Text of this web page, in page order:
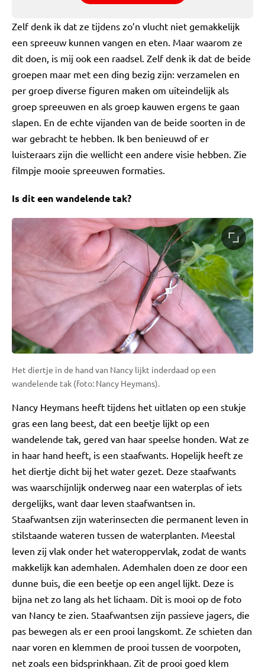
Zelf denk ik dat ze tijdens zo’n vlucht niet gemakkelijk
een spreeuw kunnen vangen en eten. Maar waarom ze
dit doen, is mij ook een raadsel. Zelf denk ik dat de beide
groepen maar met een ding bezig zijn: verzamelen en
per groep diverse figuren maken om uiteindelijk als
groep spreeuwen en als groep kauwen ergens te gaan
slapen. En de echte vijanden van de beide soorten in de
war gebracht te hebben. Ik ben benieuwd of er
luisteraars zijn die wellicht een andere visie hebben. Zie
filmpje mooie spreeuwen formaties.
Is dit een wandelende tak?
Het diertje in de hand van Nancy lijkt inderdaad op een
wandelende tak (foto: Nancy Heymans).
Nancy Heymans heeft tijdens het uitlaten op een stukje
gras een lang beest, dat een beetje lijkt op een
wandelende tak, gered van haar speelse honden. Wat ze
in haar hand heeft, is een staafwants. Hopelijk heeft ze
het diertje dicht bij het water gezet. Deze staafwants
was waarschijnlijk onderweg naar een waterplas of iets
dergelijks, want daar leven staafwantsen in.
Staafwantsen zijn waterinsecten die permanent leven in
stilstaande wateren tussen de waterplanten. Meestal
leven zij vlak onder het wateroppervlak, zodat de wants
makkelijk kan ademhalen. Ademhalen doen ze door een
dunne buis, die een beetje op een angel lijkt. Deze is
bijna net zo lang als het lichaam. Dit is mooi op de foto
van Nancy te zien. Staafwantsen zijn passieve jagers, die
pas bewegen als er een prooi langskomt. Ze schieten dan
naar voren en klemmen de prooi tussen de voorpoten,
net zoals een bidsprinkhaan. Zit de prooi goed klem